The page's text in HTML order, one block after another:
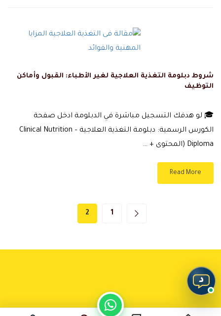
شروط دبلومة التغذية العلاجية لغير الأطباء: القبول وأماكن
التوظيف
🎓 لو هدفك التسجيل مباشرة في الدبلومة ادخل صفحة
الكورس الرسمية: دبلومة التغذية العلاجية – Clinical Nutrition
Diploma (المحتوى + …
Read More
1
2
د